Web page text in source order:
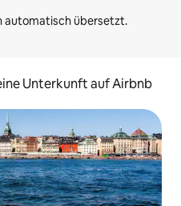
Unterkunft auf Airbnb